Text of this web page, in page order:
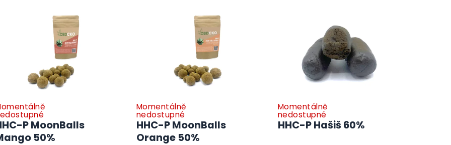
P MoonBalls
50%
HHC-P MoonBalls
Orange 50%
Momentálně
nedostupné
HHC-P Hašiš 60%
Momentálně
nedostupné